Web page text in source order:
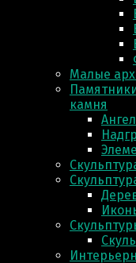
Малые
камня